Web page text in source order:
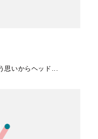
思いからヘッド...